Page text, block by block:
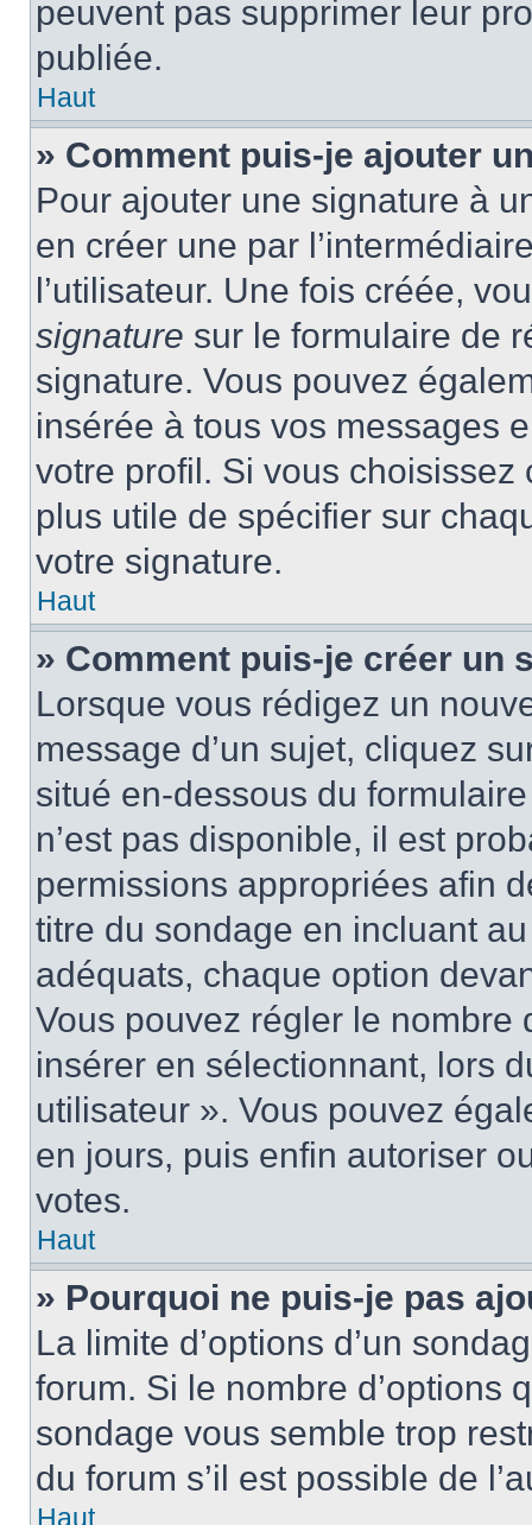
peuvent pas supprimer leur
publiée.
Haut
» Comment puis-je ajouter
Pour ajouter une signature à
en créer une par
l’utilisateur. Une fois créée,
signature sur le formulaire de
signature. Vous pouvez
insérée à tous vos messages
votre profil. Si vous
plus utile de spécifier sur
votre signature.
Haut
» Comment puis-je créer un
Lorsque vous rédigez un
message d’un sujet, cliquez
situé en-dessous du
n’est pas disponible, il est
permissions appropriées afin
titre du sondage en incluant
adéquats, chaque option
Vous pouvez régler le nombre
insérer en sélectionnant, lors
utilisateur ». Vous pouvez
en jours, puis enfin autoriser
votes.
Haut
» Pourquoi ne puis-je pas
La limite d’options d’un
forum. Si le nombre d’options
sondage vous semble trop
du forum s’il est possible de
Haut